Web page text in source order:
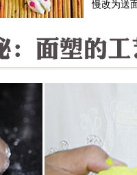
慢改为送